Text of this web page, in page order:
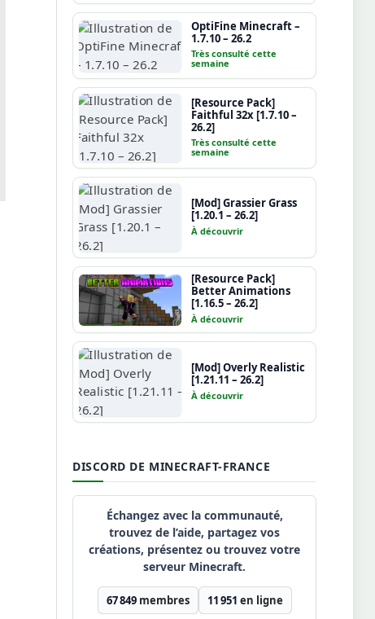
OptiFine Minecraft –
1.7.10 – 26.2
Très consulté cette
semaine
[Resource Pack]
Faithful 32x [1.7.10 –
26.2]
Très consulté cette
semaine
[Mod] Grassier Grass
[1.20.1 – 26.2]
À découvrir
[Resource Pack]
Better Animations
[1.16.5 – 26.2]
À découvrir
[Mod] Overly Realistic
[1.21.11 – 26.2]
À découvrir
DISCORD DE MINECRAFT-FRANCE
Échangez avec la communauté,
trouvez de l’aide, partagez vos
créations, présentez ou trouvez votre
serveur Minecraft.
67 849membres 11 951 en ligne